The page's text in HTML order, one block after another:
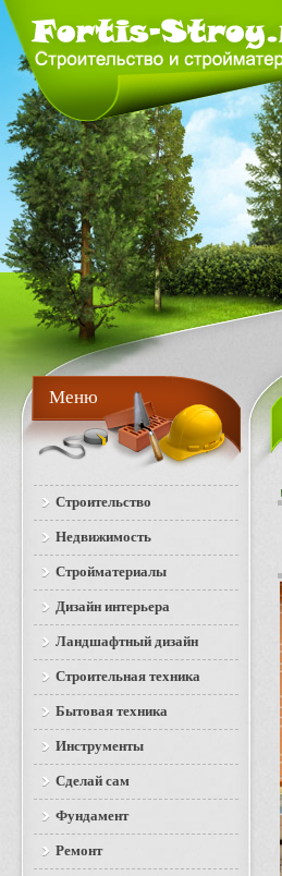
Меню
Строительство
Недвижимость
Стройматериалы
Дизайн интерьера
Ландшафтный дизайн
Строительная техника
Бытовая техника
Инструменты
Сделай сам
Фундамент
Ремонт